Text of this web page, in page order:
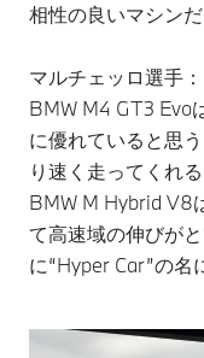
相性の良いマシンだ
マルチェッロ選手：
BMW M4 GT3 Evo
に優れていると思
り速く走ってくれ
BMW M Hybrid V8
て高速域の伸びが
に“Hyper Car”の名